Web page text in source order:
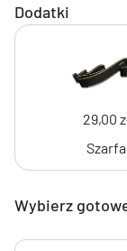
Dodatki
29,00
Szarfa
Wybierz